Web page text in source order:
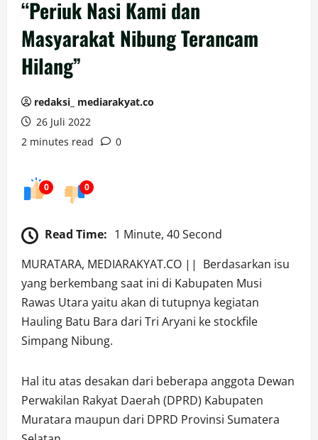
“Periuk Nasi Kami dan
Masyarakat Nibung Terancam
Hilang”
redaksi_ mediarakyat.co
26 Juli 2022
2 minutes read
0
0 0
Read Time: 1 Minute, 40 Second
MURATARA, MEDIARAKYAT.CO || Berdasarkan isu
yang berkembang saat ini di Kabupaten Musi
Rawas Utara yaitu akan di tutupnya kegiatan
Hauling Batu Bara dari Tri Aryani ke stockfile
Simpang Nibung.
Hal itu atas desakan dari beberapa anggota Dewan
Perwakilan Rakyat Daerah (DPRD) Kabupaten
Muratara maupun dari DPRD Provinsi Sumatera